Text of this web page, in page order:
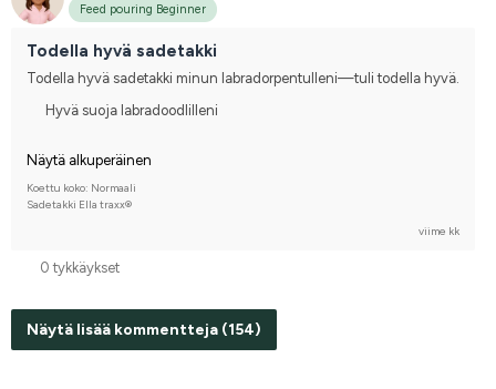
Feed pouring Beginner
Todella hyvä sadetakki
Todella hyvä sadetakki minun labradorpentulleni—tuli todella hyvä.
Hyvä suoja labradoodlilleni
Näytä alkuperäinen
Koettu koko: Normaali
Sadetakki Ella traxx®
viime kk
0 tykkäykset
Näytä lisää kommentteja (154)